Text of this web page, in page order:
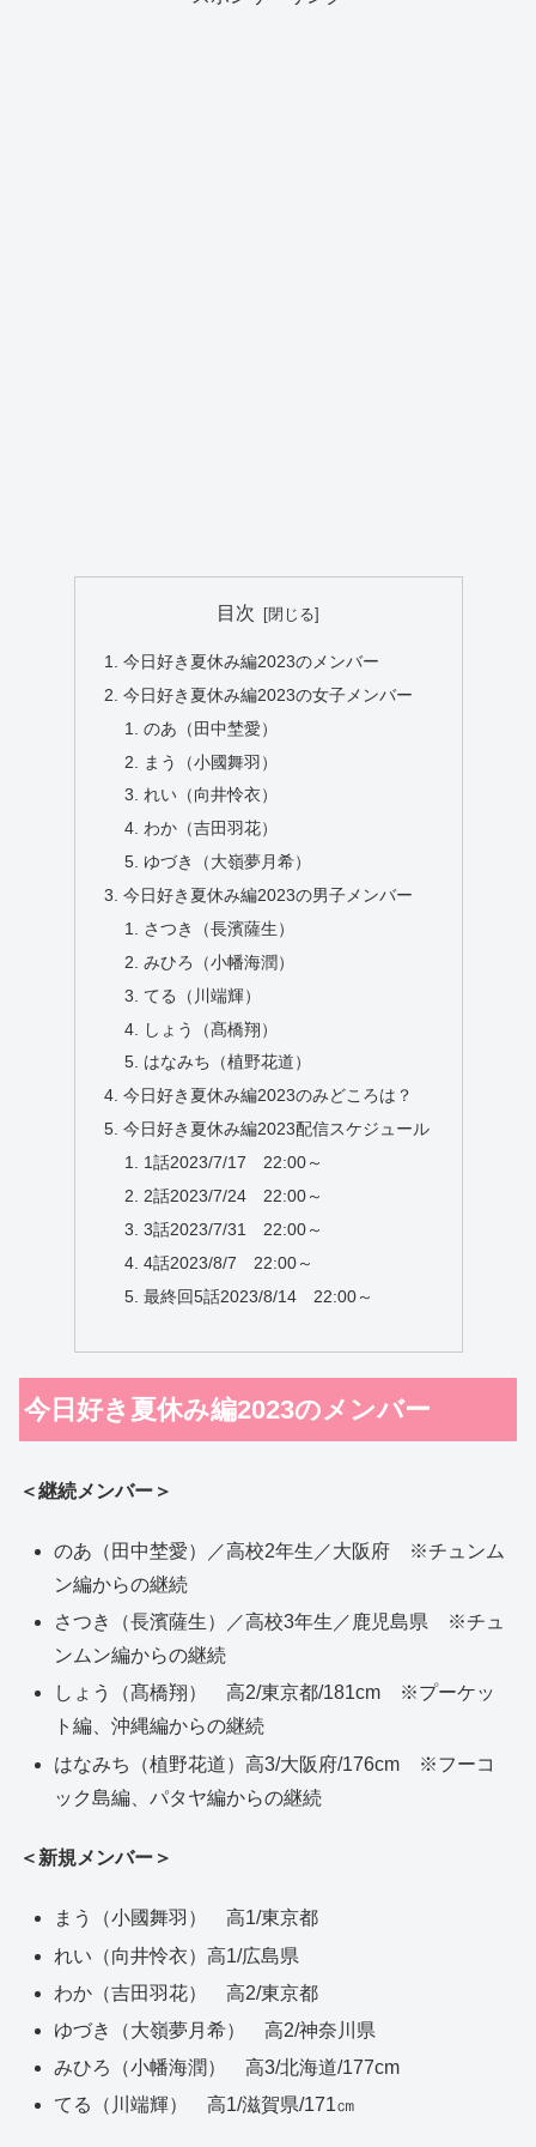
目次
今日好き夏休み編2023のメンバー
今日好き夏休み編2023の女子メンバー
のあ（田中埜愛）
まう（小國舞羽）
れい（向井怜衣）
わか（吉田羽花）
ゆづき（大嶺夢月希）
今日好き夏休み編2023の男子メンバー
さつき（長濱薩生）
みひろ（小幡海潤）
てる（川端輝）
しょう（髙橋翔）
はなみち（植野花道）
今日好き夏休み編2023のみどころは？
今日好き夏休み編2023配信スケジュール
1話2023/7/17 22:00～
2話2023/7/24 22:00～
3話2023/7/31 22:00～
4話2023/8/7 22:00～
最終回5話2023/8/14 22:00～
今日好き夏休み編2023のメンバー
＜継続メンバー＞
のあ（田中埜愛）／高校2年生／大阪府 ※チュンム
ン編からの継続
さつき（長濱薩生）／高校3年生／鹿児島県 ※チュ
ンムン編からの継続
しょう（髙橋翔） 高2/東京都/181cm ※プーケッ
ト編、沖縄編からの継続
はなみち（植野花道）高3/大阪府/176cm ※フーコ
ック島編、パタヤ編からの継続
＜新規メンバー＞
まう（小國舞羽） 高1/東京都
れい（向井怜衣）高1/広島県
わか（吉田羽花） 高2/東京都
ゆづき（大嶺夢月希） 高2/神奈川県
みひろ（小幡海潤） 高3/北海道/177cm
てる（川端輝） 高1/滋賀県/171㎝